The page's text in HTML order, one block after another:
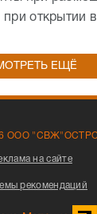
открытии
ЕЩЁ
ООО
на сайте
рекомендаций